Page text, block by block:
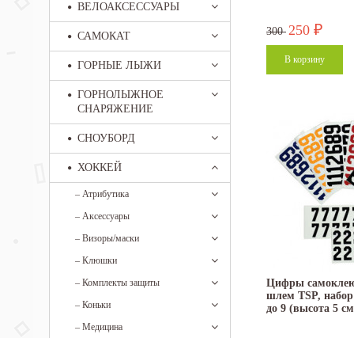
ВЕЛОАКСЕССУАРЫ
САМОКАТ
ГОРНЫЕ ЛЫЖИ
ГОРНОЛЫЖНОЕ
СНАРЯЖЕНИЕ
СНОУБОРД
ХОККЕЙ
– Атрибутика
– Аксессуары
– Визоры/маски
– Клюшки
– Комплекты защиты
– Коньки
– Медицина
300 250 ₽
Цифры
шлем TSP,
до 9 (высота 5